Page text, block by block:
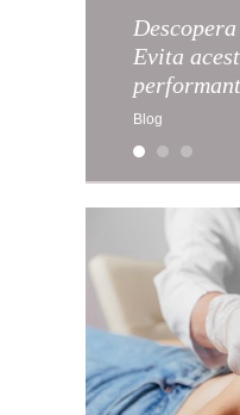
Evita
Blog